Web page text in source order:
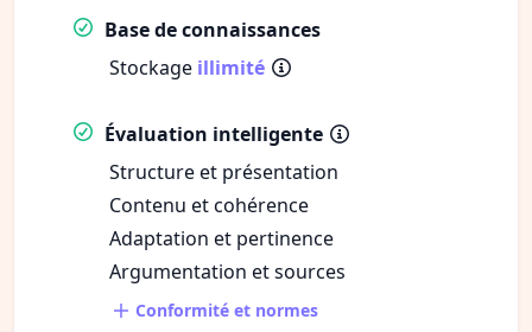
Base de connaissances
Stockage illimité
Évaluation intelligente
Structure et présentation
Contenu et cohérence
Adaptation et pertinence
Argumentation et sources
Conformité et normes